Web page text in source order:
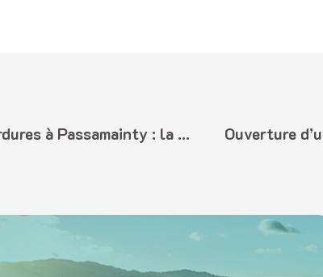
CADEMA renforce la collecte des déchets